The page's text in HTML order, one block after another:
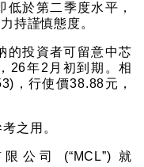
於第二季度水平，
持謹慎態度。
的投資者可留意中芯
26年2月初到期。相
，行使價38.88元，
之用。
公司 (“MCL”) 就